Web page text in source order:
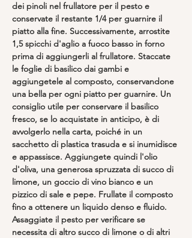
dei pinoli nel frullatore per il pesto e
conservate il restante 1/4 per guarnire il
piatto alla fine. Successivamente, arrostite
1,5 spicchi d'aglio a fuoco basso in forno
prima di aggiungerli al frullatore. Staccate
le foglie di basilico dai gambi e
aggiungetele al composto, conservandone
una bella per ogni piatto per guarnire. Un
consiglio utile per conservare il basilico
fresco, se lo acquistate in anticipo, è di
avvolgerlo nella carta, poiché in un
sacchetto di plastica trasuda e si inumidisce
e appassisce. Aggiungete quindi l'olio
d'oliva, una generosa spruzzata di succo di
limone, un goccio di vino bianco e un
pizzico di sale e pepe. Frullate il composto
fino a ottenere un liquido denso e fluido.
Assaggiate il pesto per verificare se
necessita di altro succo di limone o di altri